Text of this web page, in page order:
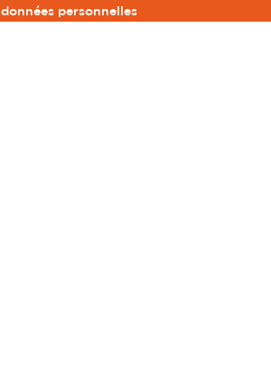
données personnelles